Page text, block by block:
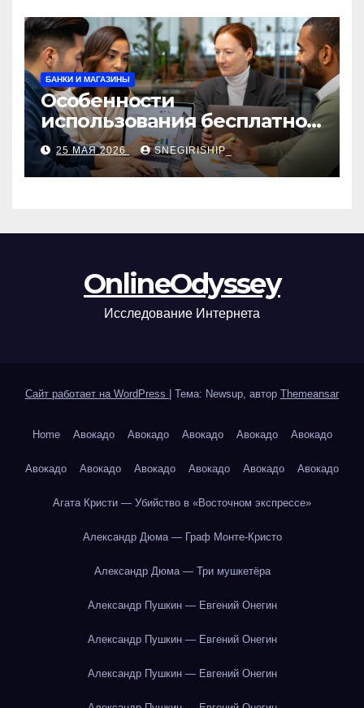
БАНКИ И МАГАЗИНЫ
Особенности
использования бесплатной
версии программ для
автоматизации и
управления предприятием
25 МАЯ 2026 SNEGIRISHIP_
OnlineOdyssey
Исследование Интернета
Сайт работает на WordPress Тема: Newsup, автор Themeansar
Home Авокадо Авокадо Авокадо Авокадо Авокадо
Авокадо Авокадо Авокадо Авокадо Авокадо Авокадо
Агата Кристи — Убийство в «Восточном экспрессе»
Александр Дюма — Граф Монте-Кристо
Александр Дюма — Три мушкетёра
Александр Пушкин — Евгений Онегин
Александр Пушкин — Евгений Онегин
Александр Пушкин — Евгений Онегин